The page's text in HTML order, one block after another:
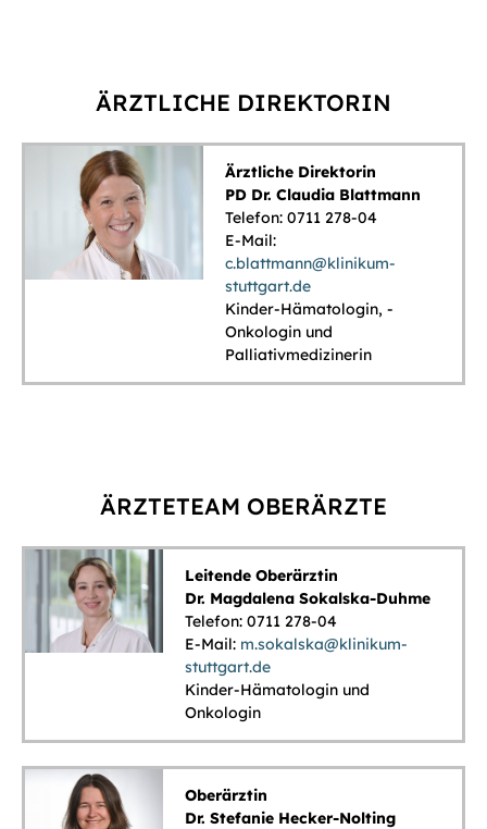
ÄRZTLICHE DIREKTORIN
Ärztliche Direktorin
PD Dr. Claudia Blattmann
Telefon: 0711 278-04
E-Mail:
c.blattmann@klinikum-
stuttgart.de
Kinder-Hämatologin, -
Onkologin und
Palliativmedizinerin
ÄRZTETEAM OBERÄRZTE
Leitende Oberärztin
Dr. Magdalena Sokalska-Duhme
Telefon: 0711 278-04
E-Mail: m.sokalska@klinikum-
stuttgart.de
Kinder-Hämatologin und
Onkologin
Oberärztin
Dr. Stefanie Hecker-Nolting